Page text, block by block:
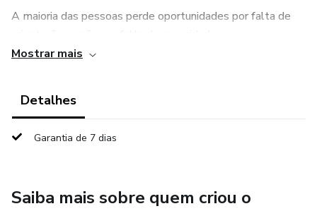
A maioria das pessoas perde oportunidades por falta de
Outros travam na hora da entrevista.
Alguns até conseguem entrar, mas não sabem como
E é exatamente por isso que este e-book foi criado:
Mostrar mais
Detalhes
Garantia de 7 dias
Saiba mais sobre quem criou o